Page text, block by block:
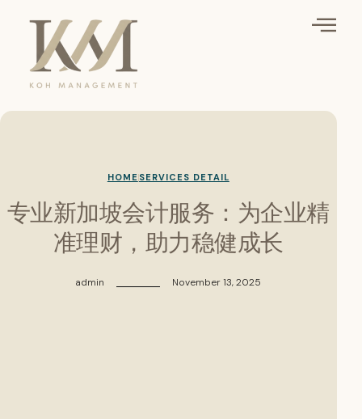
HOME SERVICES DETAIL
专业新加坡会计服务：为企业精
准理财，助力稳健成长
admin November 13, 2025